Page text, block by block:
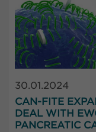
30.01.2024
CAN-FITE
DEAL WITH
PANCREATIC